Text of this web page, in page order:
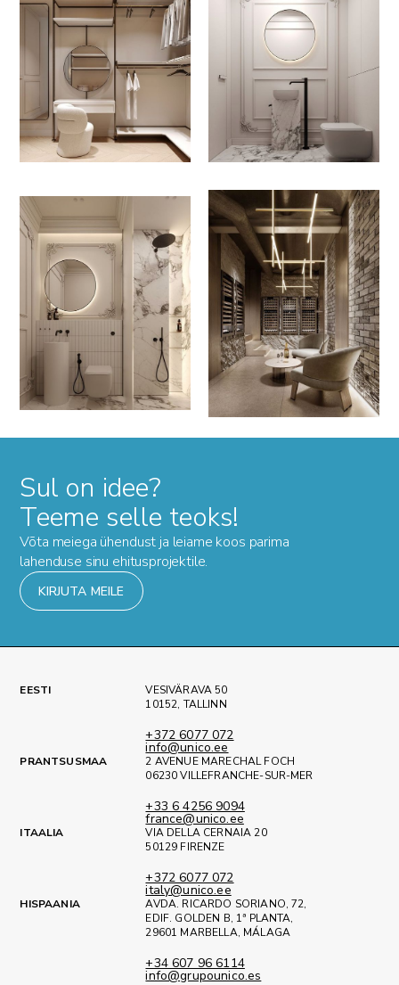
Sul on idee?
Teeme selle teoks!
Võta meiega ühendust ja leiame koos parima
lahenduse sinu ehitusprojektile.
KIRJUTA MEILE
EESTI
VESIVÄRAVA 50
10152, TALLINN
+372 6077 072
info@unico.ee
PRANTSUSMAA
2 AVENUE MARECHAL FOCH
06230 VILLEFRANCHE-SUR-MER
+33 6 4256 9094
france@unico.ee
ITAALIA
VIA DELLA CERNAIA 20
50129 FIRENZE
+372 6077 072
italy@unico.ee
HISPAANIA
AVDA. RICARDO SORIANO, 72,
EDIF. GOLDEN B, 1ª PLANTA,
29601 MARBELLA, MÁLAGA
+34 607 96 6114
info@grupounico.es